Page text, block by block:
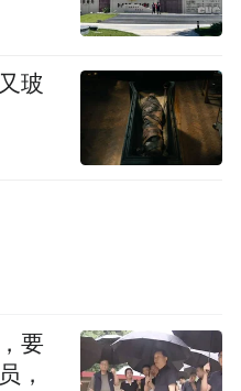
玻
要
，